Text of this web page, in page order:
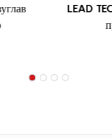
LEAD